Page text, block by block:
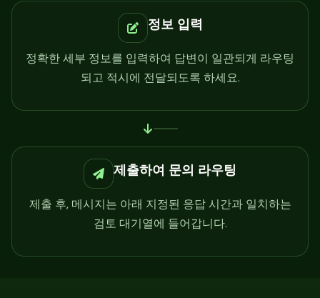
정보 입력
정확한 세부 정보를 입력하여 답변이 일관되게 라우팅
되고 적시에 전달되도록 하세요.
제출하여 문의 라우팅
제출 후, 메시지는 아래 지정된 응답 시간과 일치하는
검토 대기열에 들어갑니다.